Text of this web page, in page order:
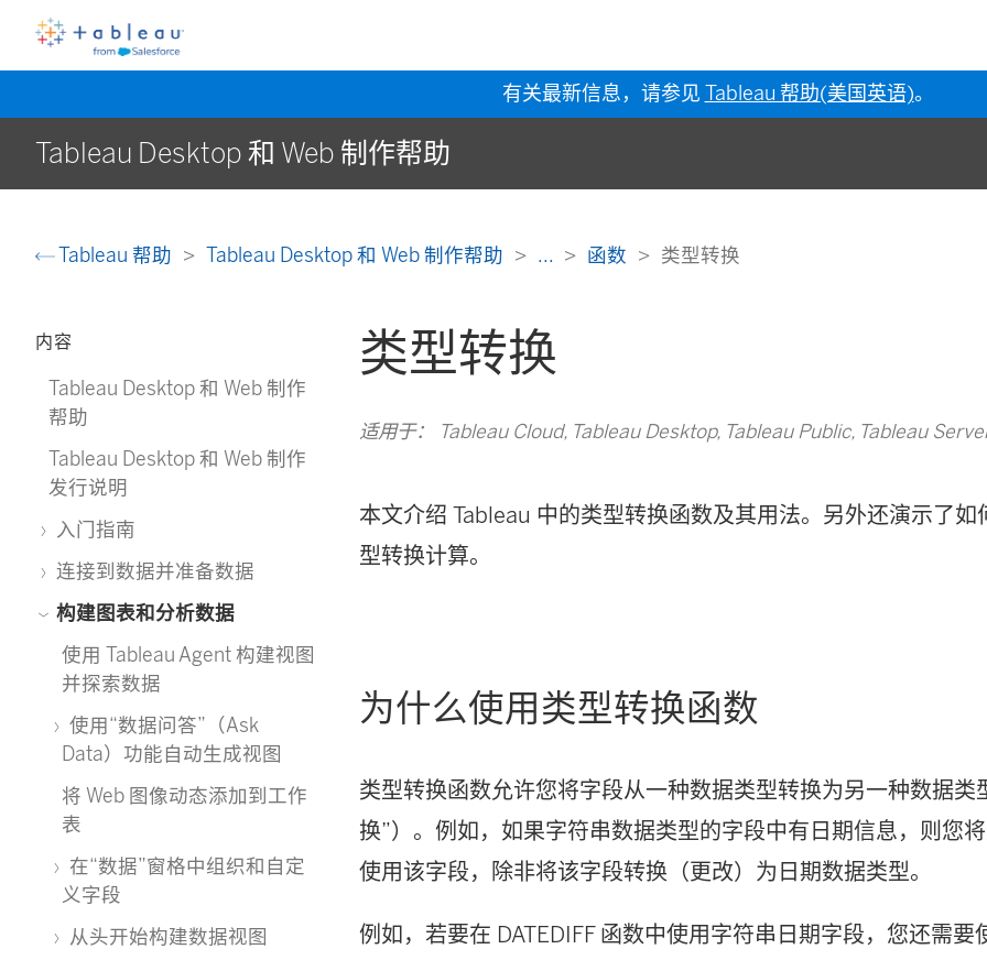
有关最新信息，请参见 Tableau 帮助(美国英语)。
Tableau Desktop 和 Web 制作帮助
Tableau 帮助 Tableau Desktop 和 Web 制作帮助 ... 函数 类型转换
内容
Tableau Desktop 和 Web 制作
帮助
Tableau Desktop 和 Web 制作
发行说明
入门指南
连接到数据并准备数据
构建图表和分析数据
使用 Tableau Agent 构建视图
并探索数据
使用“数据问答”（Ask
Data）功能自动生成视图
将 Web 图像动态添加到工作
表
在“数据”窗格中组织和自定
义字段
从头开始构建数据视图
类型转换
适用于： Tableau Cloud, Tableau Desktop, Tableau Public, Tableau
本文介绍 Tableau 中的类型转换函数及其用法。另外还演示了如
型转换计算。
为什么使用类型转换函数
类型转换函数允许您将字段从一种数据类型转换为另一种数据类
换”）。例如，如果字符串数据类型的字段中有日期信息，则您
使用该字段，除非将该字段转换（更改）为日期数据类型。
例如，若要在 DATEDIFF 函数中使用字符串日期字段，您还需要